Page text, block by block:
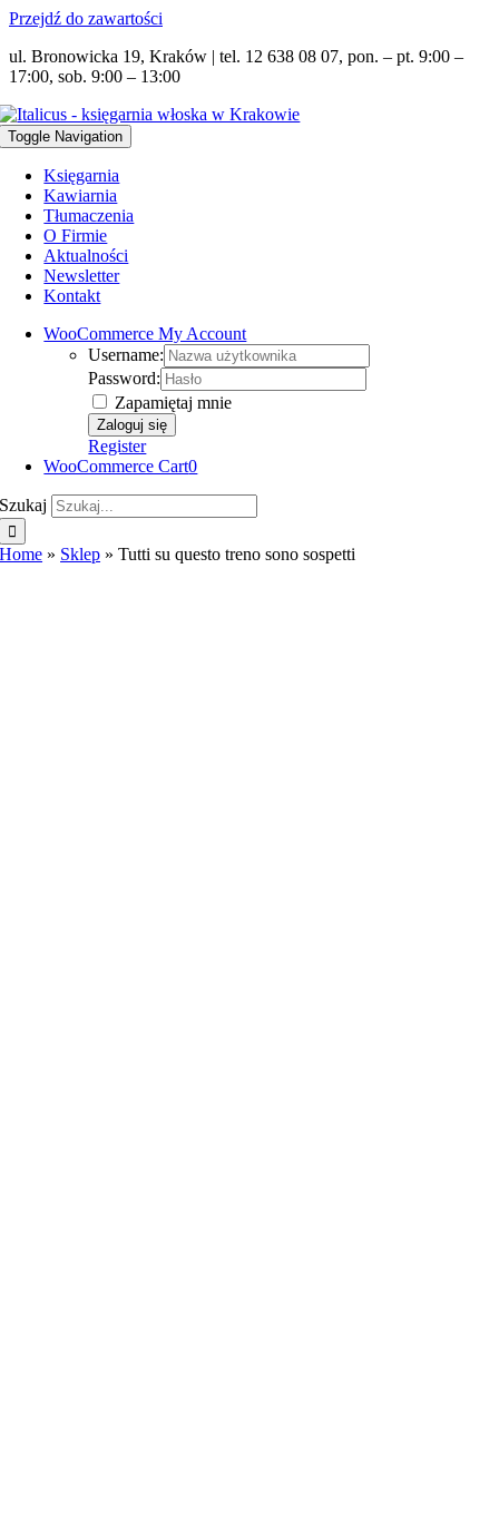
Przejdź do zawartości
ul. Bronowicka 19, Kraków | tel. 12 638 08 07, pon. – pt. 9:00 –
17:00, sob. 9:00 – 13:00
Toggle Navigation
Księgarnia
Kawiarnia
Tłumaczenia
O Firmie
Aktualności
Newsletter
Kontakt
WooCommerce My Account
Username:
Password:
Zapamiętaj mnie
Register
WooCommerce Cart0
Szukaj
Home » Sklep »Tutti su questo treno sono sospetti